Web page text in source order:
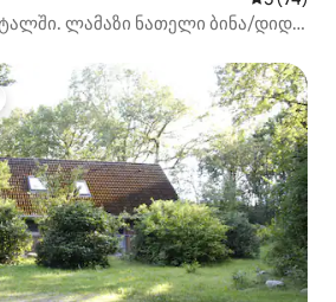
ლამაზი ნათელი ბინა/დიდი